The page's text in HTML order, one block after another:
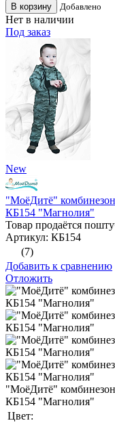
В корзину Добавлено
Нет в наличии
Под заказ
New
"МоёДитё"
КБ154 "Магнолия"
Товар продаётся
Артикул: КБ154
(7)
Добавить к сравнению
Отложить
"МоёДитё"
КБ154 "Магнолия"
Цвет: